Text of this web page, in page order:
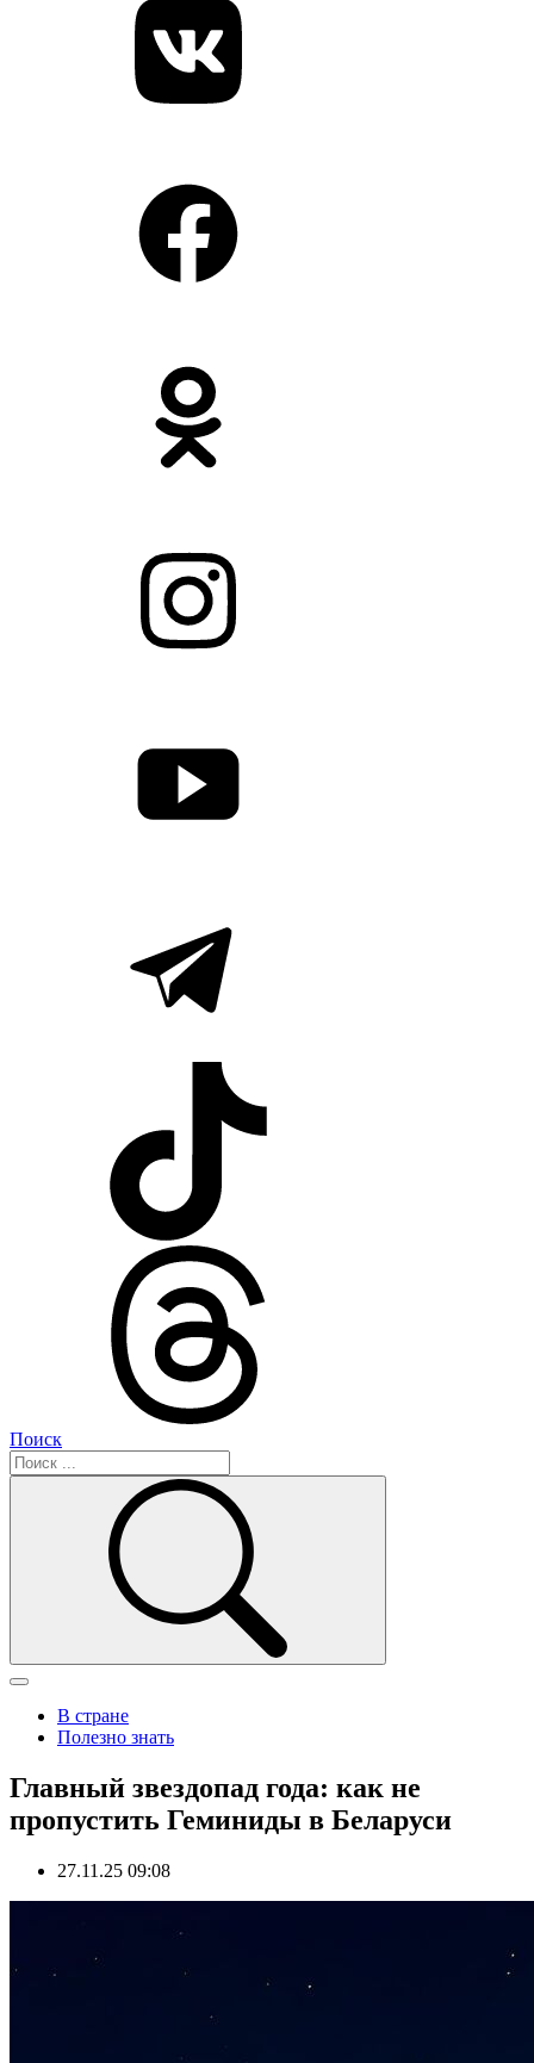
Поиск
В стране
Полезно знать
Главный звездопад года: как не
пропустить Геминиды в Беларуси
27.11.25 09:08